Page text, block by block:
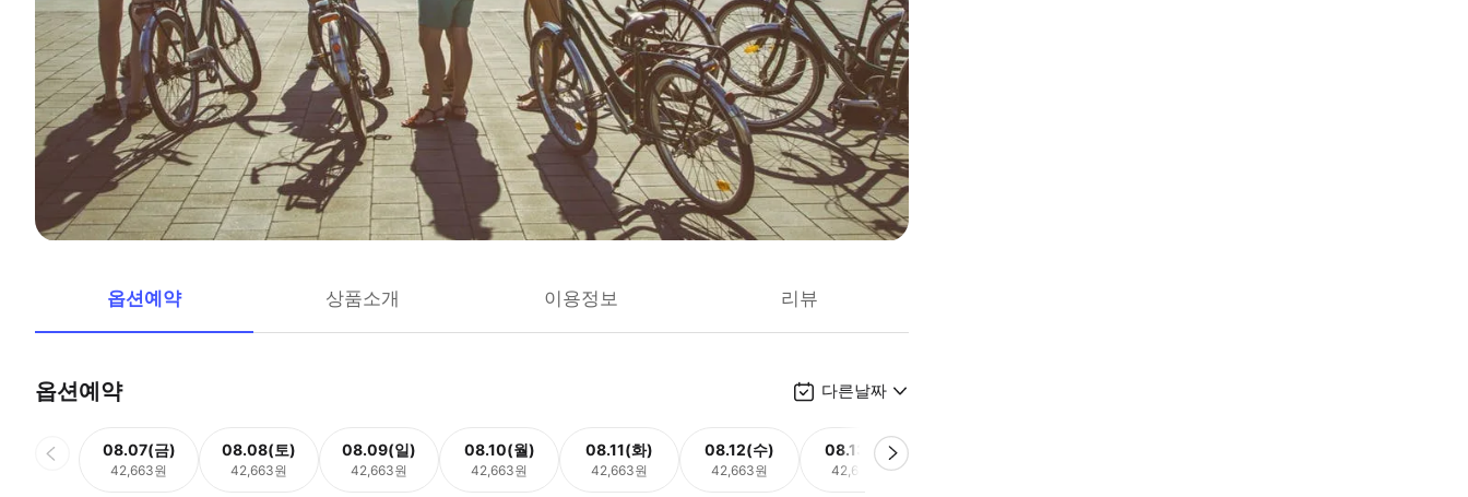
옵션예약 상품소개 이용정보 리뷰
옵션예약 다른날짜
08.07(금)
42,663원
08.08(토)
42,663원
08.09(일)
42,663원
08.10(월)
42,663원
08.11(화)
42,663원
08.12(수)
42,663원
08.13(목)
42,663원